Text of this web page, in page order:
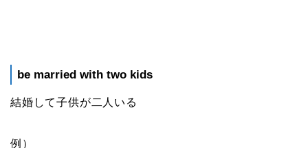
be married with two kids
結婚して子供が二人いる
例）